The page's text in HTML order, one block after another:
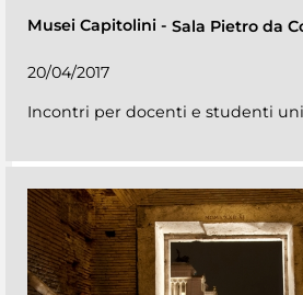
Musei Capitolini - Sala Pietro da
20/04/2017
Incontri per docenti e studenti